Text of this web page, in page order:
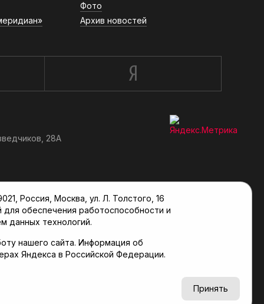
Фото
Архив новостей
28А
6+
Россия, Москва, ул. Л. Толстого, 16
обеспечения работоспособности и
данных технологий.
нашего сайта. Информация об
Яндекса в Российской Федерации.
Принять